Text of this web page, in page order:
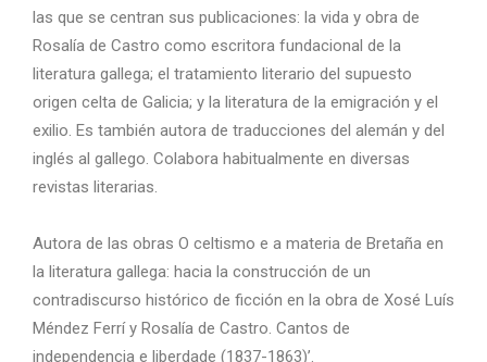
las que se centran sus publicaciones: la vida y obra de
Rosalía de Castro como escritora fundacional de la
literatura gallega; el tratamiento literario del supuesto
origen celta de Galicia; y la literatura de la emigración y el
exilio. Es también autora de traducciones del alemán y del
inglés al gallego. Colabora habitualmente en diversas
revistas literarias.
Autora de las obras O celtismo e a materia de Bretaña en
la literatura gallega: hacia la construcción de un
contradiscurso histórico de ficción en la obra de Xosé Luís
Méndez Ferrí y Rosalía de Castro. Cantos de
independencia e liberdade (1837-1863)’.